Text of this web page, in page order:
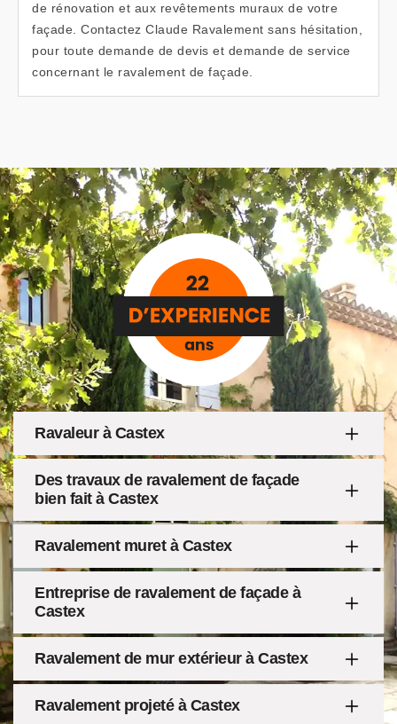
de rénovation et aux revêtements muraux de votre
façade. Contactez Claude Ravalement sans hésitation,
pour toute demande de devis et demande de service
concernant le ravalement de façade.
Ravaleur à Castex
Des travaux de ravalement de façade
bien fait à Castex
Ravalement muret à Castex
Entreprise de ravalement de façade à
Castex
Ravalement de mur extérieur à Castex
Ravalement projeté à Castex